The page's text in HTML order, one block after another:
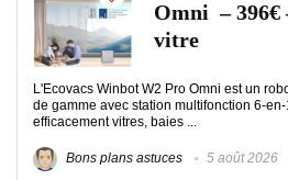
Omni – 396€
vitre
L'Ecovacs Winbot W2 Pro Omni est un
de gamme avec station multifonction 6-
efficacement vitres, baies ...
Bons plans astuces 5 août 2026